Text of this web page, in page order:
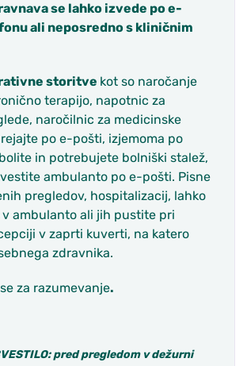
se lahko izvede po e-
ali neposredno s kliničnim
storitve kot so naročanje
terapijo, napotnic za
naročilnic za medicinske
po e-pošti, izjemoma po
in potrebujete bolniški stalež,
ambulanto po e-pošti. Pisne
pregledov, hospitalizacij, lahko
ambulanto ali jih pustite pri
v zaprti kuverti, na katero
zdravnika.
za razumevanje.
pred pregledom v dežurni